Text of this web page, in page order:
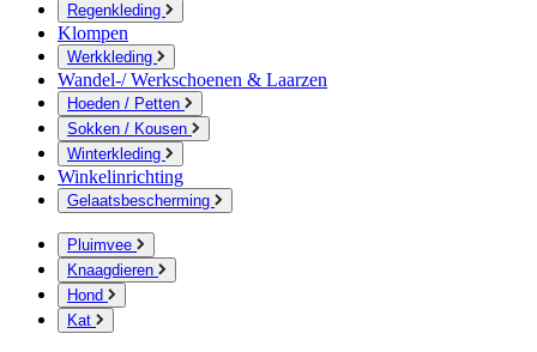
Regenkleding
Klompen
Werkkleding
Wandel-/ Werkschoenen & Laarzen
Hoeden / Petten
Sokken / Kousen
Winterkleding
Winkelinrichting
Gelaatsbescherming
Pluimvee
Knaagdieren
Hond
Kat